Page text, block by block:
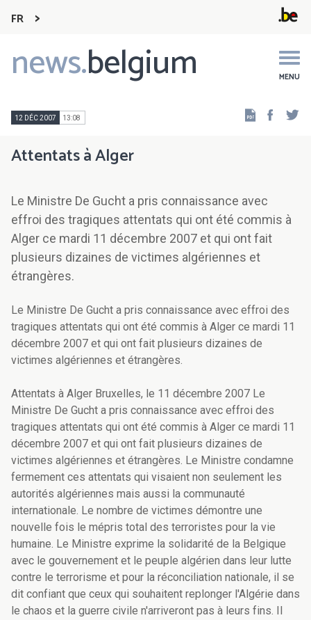
FR
news.belgium MENU
Main
navigation
12 DÉC 2007 13:08
Attentats à Alger
Le Ministre De Gucht a pris connaissance avec
effroi des tragiques attentats qui ont été commis à
Alger ce mardi 11 décembre 2007 et qui ont fait
plusieurs dizaines de victimes algériennes et
étrangères.
Le Ministre De Gucht a pris connaissance avec effroi des
tragiques attentats qui ont été commis à Alger ce mardi 11
décembre 2007 et qui ont fait plusieurs dizaines de
victimes algériennes et étrangères.
Attentats à Alger Bruxelles, le 11 décembre 2007 Le
Ministre De Gucht a pris connaissance avec effroi des
tragiques attentats qui ont été commis à Alger ce mardi 11
décembre 2007 et qui ont fait plusieurs dizaines de
victimes algériennes et étrangères. Le Ministre condamne
fermement ces attentats qui visaient non seulement les
autorités algériennes mais aussi la communauté
internationale. Le nombre de victimes démontre une
nouvelle fois le mépris total des terroristes pour la vie
humaine. Le Ministre exprime la solidarité de la Belgique
avec le gouvernement et le peuple algérien dans leur lutte
contre le terrorisme et pour la réconciliation nationale, il se
dit confiant que ceux qui souhaitent replonger l'Algérie dans
le chaos et la guerre civile n'arriveront pas à leurs fins. Il